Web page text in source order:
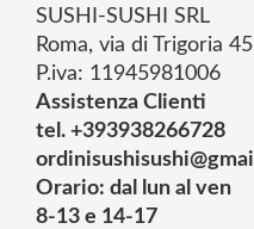
SUSHI-SUSHI SRL
Roma, via di Trigoria 45
P.iva: 11945981006
Assistenza Clienti
tel. +393938266728
Orario: dal lun al ven
8-13 e 14-17